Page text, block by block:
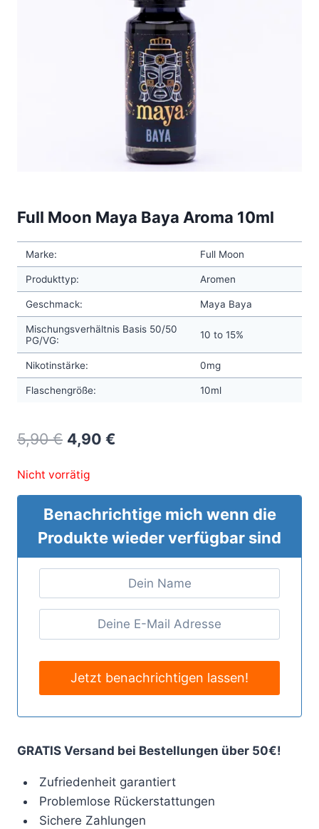
Full Moon Maya Baya Aroma 10ml
Marke: Full Moon
Produkttyp: Aromen
Geschmack: Maya Baya
Mischungsverhältnis Basis 50/50
PG/VG:
10 to 15%
Nikotinstärke: 0mg
Flaschengröße: 10ml
5,90€ Original
was:
5,90 €.
4,90 €
4,90 €.
Nicht vorrätig
Benachrichtige mich wenn die
Produkte wieder verfügbar sind
GRATIS Versand bei Bestellungen über 50€!
Zufriedenheit garantiert
Problemlose Rückerstattungen
Sichere Zahlungen